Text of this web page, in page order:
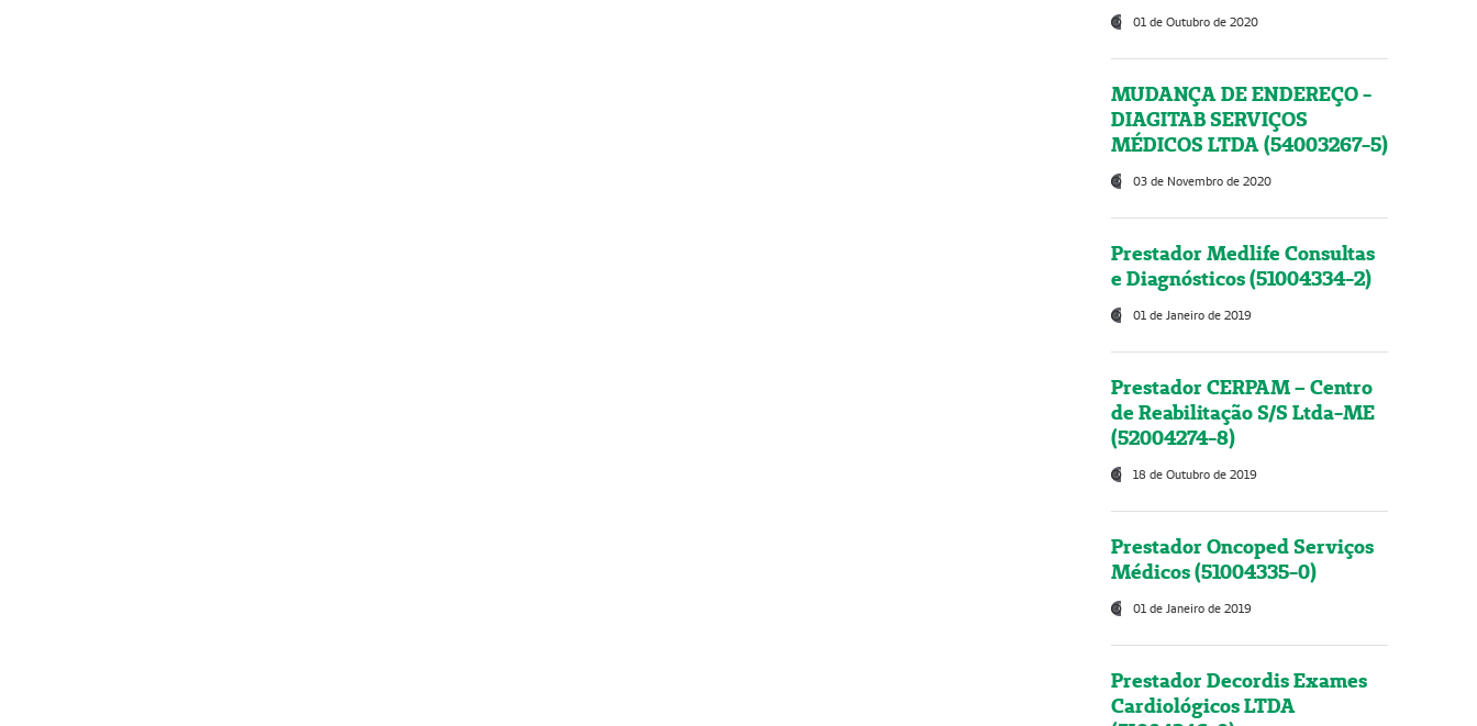
01 de Outubro de 2020
MUDANÇA DE ENDEREÇO -
DIAGITAB SERVIÇOS
MÉDICOS LTDA (54003267-5)
03 de Novembro de 2020
Prestador Medlife Consultas
e Diagnósticos (51004334-2)
01 de Janeiro de 2019
Prestador CERPAM – Centro
de Reabilitação S/S Ltda-ME
(52004274-8)
18 de Outubro de 2019
Prestador Oncoped Serviços
Médicos (51004335-0)
01 de Janeiro de 2019
Prestador Decordis Exames
Cardiológicos LTDA